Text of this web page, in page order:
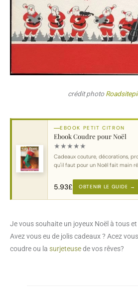
crédit photo
EBOOK PETIT CITRON
Ebook Coudre pour Noël
★★★★★
Cadeaux couture, décorations,
qu'il faut pour un Noël fait main
5.93£ OBTENIR LE GUIDE →
Je vous souhaite un joyeux Noël à tous
Avez vous eu de jolis cadeaux ? Acez
coudre ou la surjeteusede vos rêves?